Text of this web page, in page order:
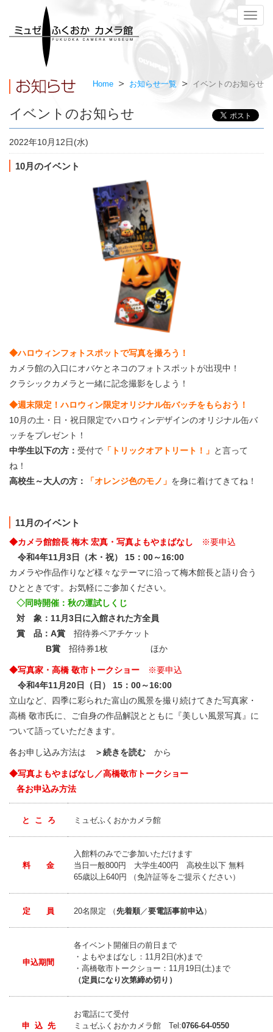
メ
ニ
Home お知らせ一覧 イベントのお知らせ
イベントのお知らせ
2022年10月12日(水)
10月のイベント
◆ハロウィンフォトスポットで写真を撮ろう！
カメラ館の入口にオバケとネコのフォトスポットが出現中！
クラシックカメラと一緒に記念撮影をしよう！
◆週末限定！ハロウィン限定オリジナル缶バッチをもらおう！
10月の土・日・祝日限定でハロウィンデザインのオリジナル缶バ
ッチをプレゼント！
中学生以下の方： 受付で 「トリックオアトリート！」 と言って
ね！
高校生～大人の方：
「オレンジ色のモノ」 を身に着けてきてね！
11月のイベント
◆カメラ館館長 梅木 宏真・写真よもやまばなし ※要申込
令和4年11月3日（木・祝） 15：00～16:00
カメラや作品作りなど様々なテーマに沿って梅木館長と語り合う
ひとときです。お気軽にご参加ください。
◇同時開催：秋の運試しくじ
対 象：11月3日に入館された方全員
賞 品：A賞 招待券ペアチケット
B賞 招待券1枚 ほか
◆写真家・高橋 敬市トークショー ※要申込
令和4年11月20日（日） 15：00～16:00
立山など、四季に彩られた富山の風景を撮り続けてきた写真家・
高橋 敬市氏に、ご自身の作品解説とともに『美しい風景写真』に
ついて語っていただきます。
各お申し込み方法は ＞続きを読む から
◆写真よもやまばなし／高橋敬市トークショー
各お申込み方法
と こ ろ ミュゼふくおかカメラ館
料 金
入館料のみでご参加いただけます
当日一般800円 大学生400円 高校生以下 無料
65歳以上640円 （免許証等をご提示ください）
定 員 20名限定 （先着順／要電話事前申込）
申込期間
各イベント開催日の前日まで
・よもやまばなし：11月2日(水)まで
・高橋敬市トークショー：11月19日(土)まで
（定員になり次第締め切り）
申 込 先
お電話にて受付
ミュゼふくおかカメラ館 Tel:0766-64-0550